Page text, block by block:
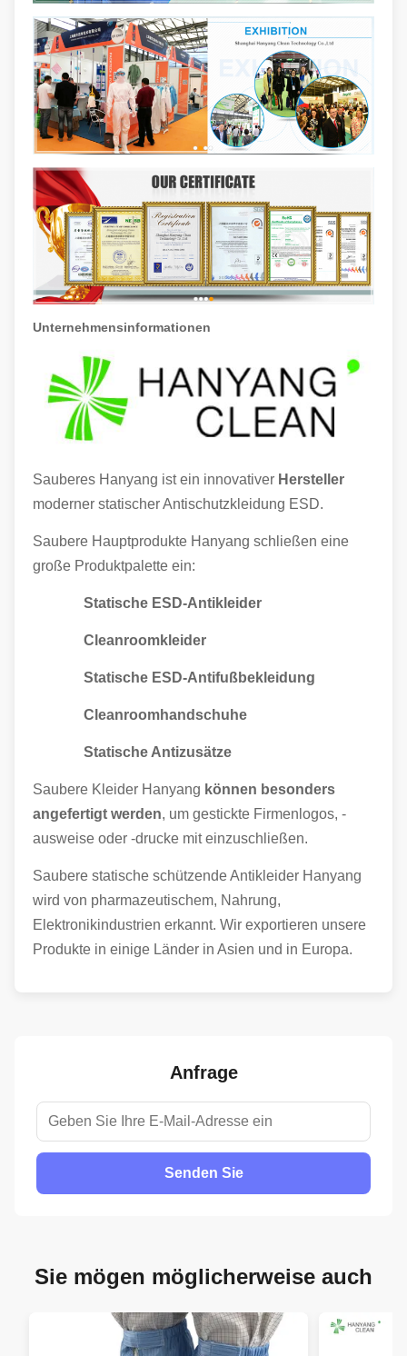
Unternehmensinformationen
Sauberes Hanyang ist ein innovativer Hersteller
moderner statischer Antischutzkleidung ESD.
Saubere Hauptprodukte Hanyang schließen eine
große Produktpalette ein:
Statische ESD-Antikleider
Cleanroomkleider
Statische ESD-Antifußbekleidung
Cleanroomhandschuhe
Statische Antizusätze
Saubere Kleider Hanyang können besonders
angefertigt werden, um gestickte Firmenlogos, -
ausweise oder -drucke mit einzuschließen.
Saubere statische schützende Antikleider Hanyang
wird von pharmazeutischem, Nahrung,
Elektronikindustrien erkannt. Wir exportieren unsere
Produkte in einige Länder in Asien und in Europa.
Anfrage
Senden Sie
Sie mögen möglicherweise auch